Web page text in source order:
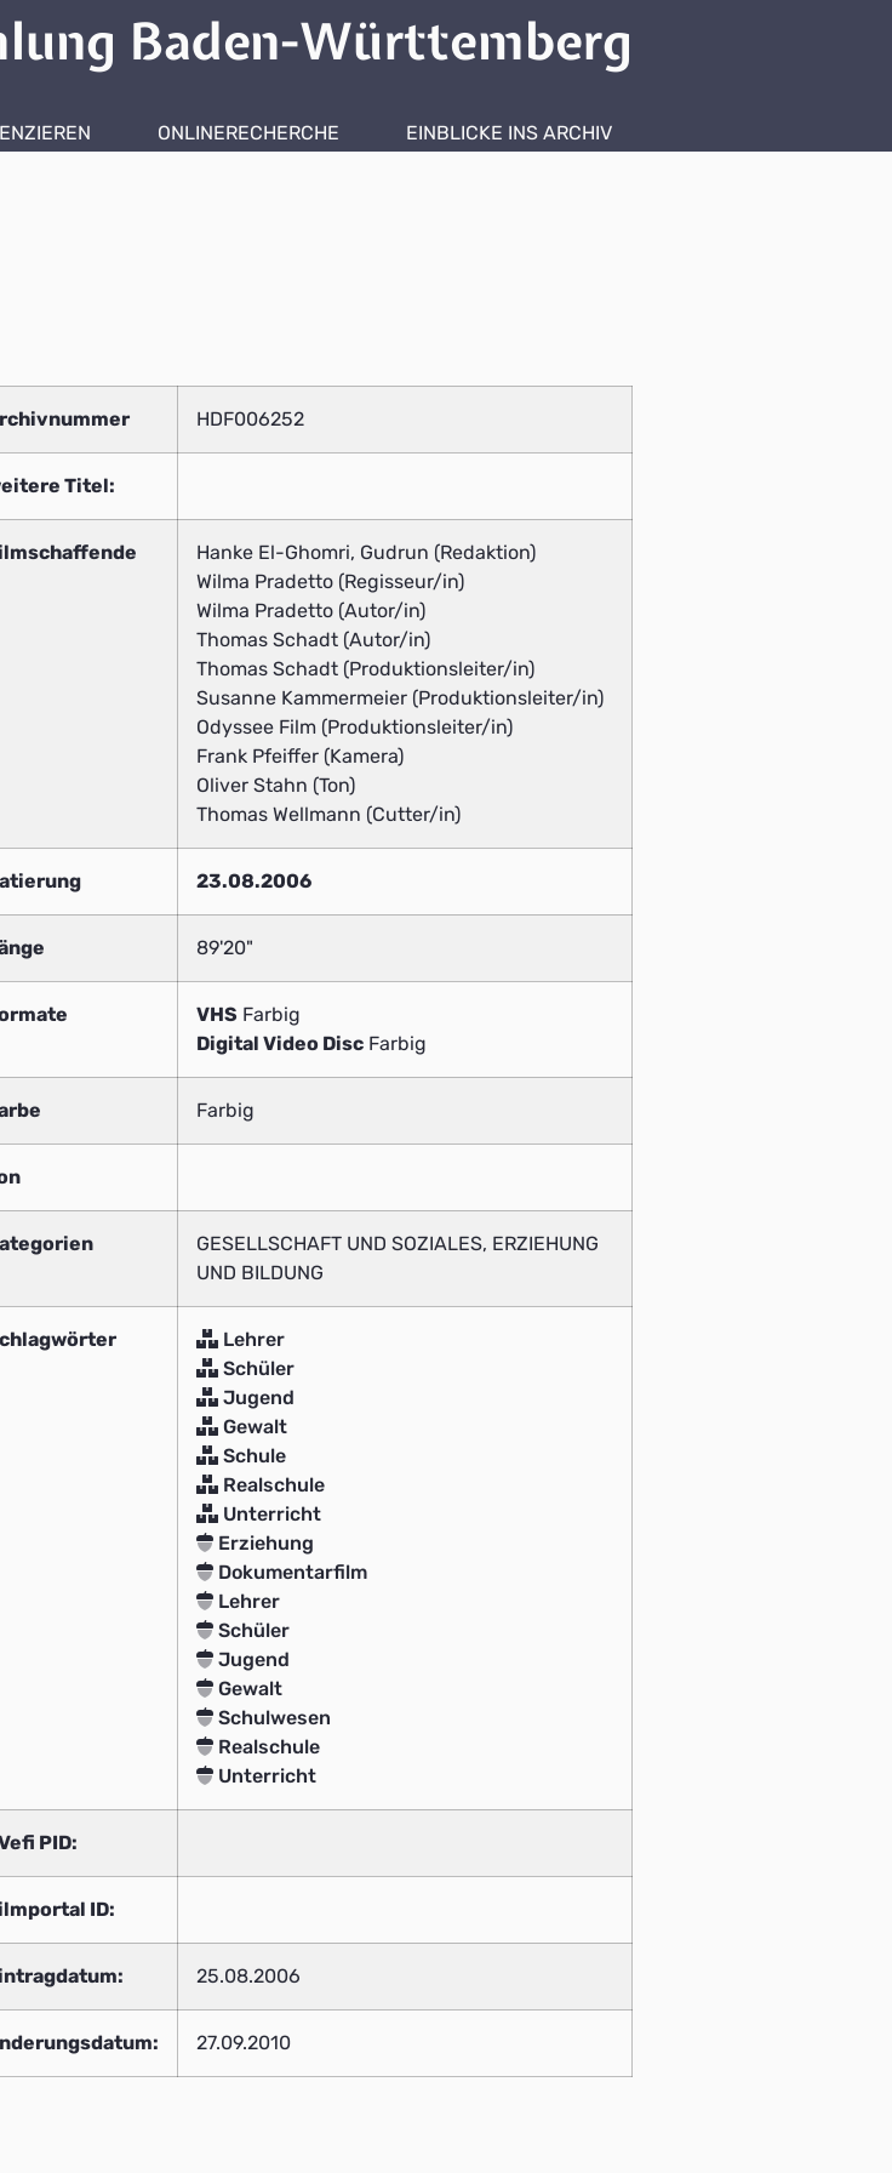
Baden-Württemberg
ONLINERECHERCHE EINBLICKE INS ARCHIV
HDF006252
Titel:
Hanke El-Ghomri, Gudrun (Redaktion)
Wilma Pradetto (Regisseur/in)
Wilma Pradetto (Autor/in)
Thomas Schadt (Autor/in)
Thomas Schadt (Produktionsleiter/in)
Susanne Kammermeier (Produktionsleiter/in)
Odyssee Film (Produktionsleiter/in)
Frank Pfeiffer (Kamera)
Oliver Stahn (Ton)
Thomas Wellmann (Cutter/in)
23.08.2006
89'20"
VHS Farbig
Digital Video Disc Farbig
Farbig
GESELLSCHAFT UND SOZIALES, ERZIEHUNG
UND BILDUNG
Lehrer
Schüler
Jugend
Gewalt
Schule
Realschule
Unterricht
Erziehung
Dokumentarfilm
Lehrer
Schüler
Jugend
Gewalt
Schulwesen
Realschule
Unterricht
PID:
ID:
25.08.2006
27.09.2010